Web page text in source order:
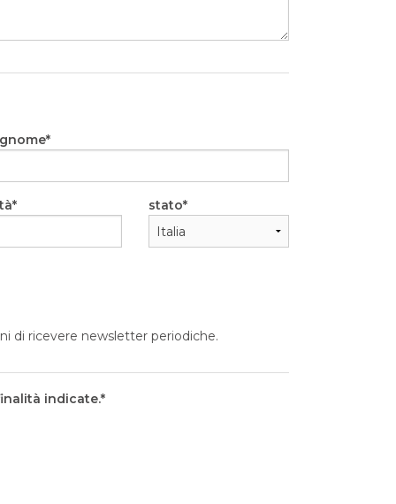
stato
di ricevere newsletter periodiche.
indicate.